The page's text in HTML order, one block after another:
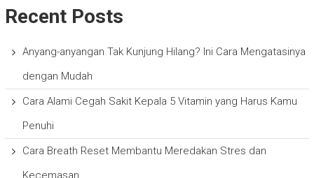
Recent Posts
Anyang-anyangan Tak Kunjung Hilang? Ini Cara Mengatasinya
dengan Mudah
Cara Alami Cegah Sakit Kepala 5 Vitamin yang Harus Kamu
Penuhi
Cara Breath Reset Membantu Meredakan Stres dan